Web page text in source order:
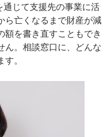
じて支援先の事業に活
ら亡くなるまで財産が減
額を書き直すこともでき
ん。相談窓口に、どんな
。